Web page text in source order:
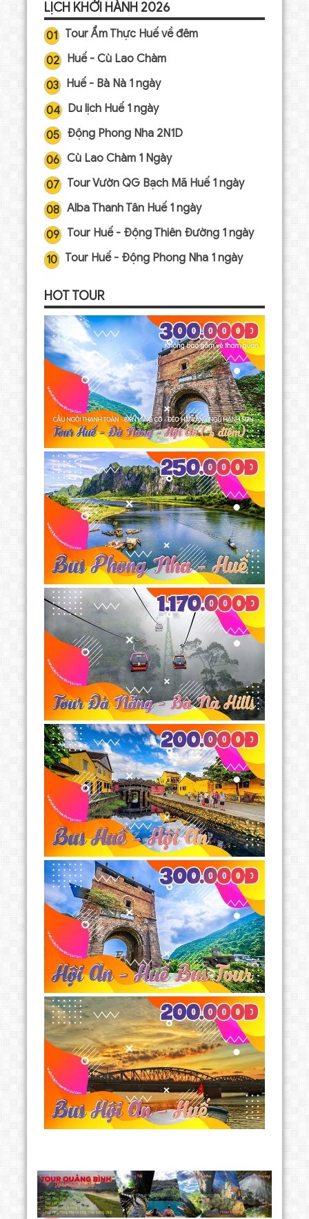
LỊCH KHỞI HÀNH 2026
01 Tour Ẩm Thực Huế về đêm
02
Huế - Cù Lao Chàm
03
Huế - Bà Nà 1 ngày
04
Du lịch Huế 1 ngày
05 Động Phong Nha 2N1D
06 Cù Lao Chàm 1 Ngày
07 Tour Vườn QG Bạch Mã Huế 1 ngày
08 Alba Thanh Tân Huế 1 ngày
09 Tour Huế - Động Thiên Đường 1 ngày
10 Tour Huế - Động Phong Nha 1 ngày
HOT TOUR